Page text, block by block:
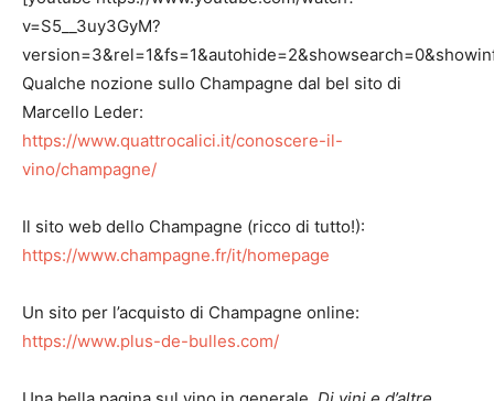
v=S5__3uy3GyM?
Qualche nozione sullo Champagne dal bel sito di
Marcello Leder:
https://www.quattrocalici.it/conoscere-il-
vino/champagne/
Il sito web dello Champagne (ricco di tutto!):
https://www.champagne.fr/it/homepage
Un sito per l’acquisto di Champagne online:
https://www.plus-de-bulles.com/